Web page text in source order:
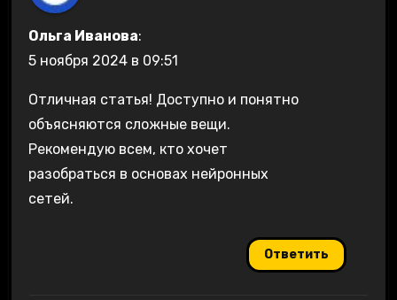
Ольга Иванова:
5 ноября 2024 в 09:51
Отличная статья! Доступно и понятно
объясняются сложные вещи.
Рекомендую всем, кто хочет
разобраться в основах нейронных
сетей.
Ответить